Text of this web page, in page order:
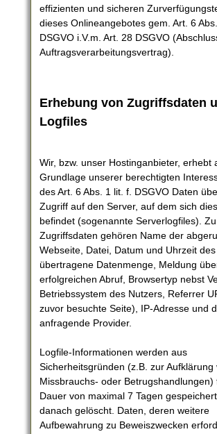
effizienten und sicheren
dieses Onlineangebotes gem. Art. 6
DSGVO i.V.m. Art. 28 DSGVO
Auftragsverarbeitungsvertrag).
Erhebung von Zugriffsdaten
Logfiles
Wir, bzw. unser Hostinganbieter, erhebt
Grundlage unserer berechtigten
des Art. 6 Abs. 1 lit. f. DSGVO Daten
Zugriff auf den Server, auf dem sich
befindet (sogenannte Serverlogfiles).
Zugriffsdaten gehören Name der
Webseite, Datei, Datum und Uhrzeit des
übertragene Datenmenge, Meldung
erfolgreichen Abruf, Browsertyp nebst
Betriebssystem des Nutzers, Referrer
zuvor besuchte Seite), IP-Adresse und
anfragende Provider.
Logfile-Informationen werden aus
Sicherheitsgründen (z.B. zur Aufklärung
Missbrauchs- oder Betrugshandlungen)
Dauer von maximal 7 Tagen
danach gelöscht. Daten, deren weitere
Aufbewahrung zu Beweiszwecken